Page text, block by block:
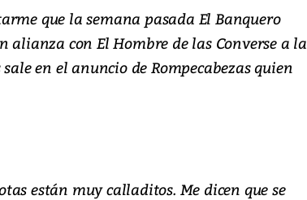
que la semana pasada El Banquero
con El Hombre de las Converse a la
en el anuncio de Rompecabezas quien
están muy calladitos. Me dicen que se